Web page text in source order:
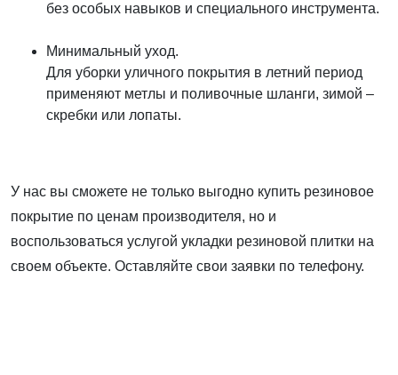
без особых навыков и специального инструмента.
Минимальный уход.
Для уборки уличного покрытия в летний период
применяют метлы и поливочные шланги, зимой –
скребки или лопаты.
У нас вы сможете не только выгодно купить резиновое
покрытие по ценам производителя, но и
воспользоваться услугой укладки резиновой плитки на
своем объекте. Оставляйте свои заявки по телефону.